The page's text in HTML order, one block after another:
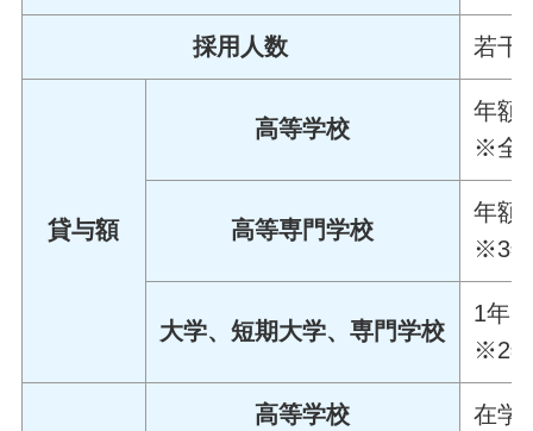
採用人数 若干
貸与額
高等学校
年額
※全
高等専門学校
年額
※3
大学、短期大学、専門学校
1年
※2
高等学校 在学